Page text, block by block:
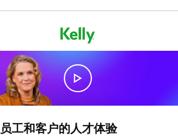
工和客户的人才体验